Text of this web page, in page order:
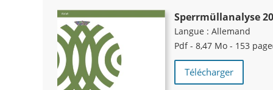
Sperrmüllanalyse
Langue : Allemand
Pdf - 8,47 Mo - 153
Télécharger